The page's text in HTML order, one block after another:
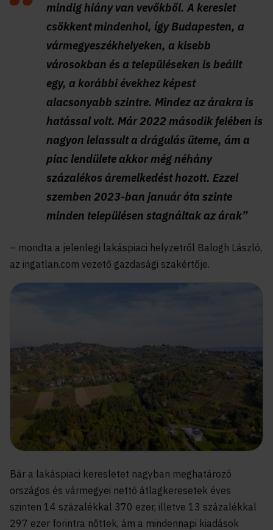
mindig hiány van vevőkből. A kereslet
csökkent mindenhol, így Budapesten, a
vármegyeszékhelyeken, a kisebb
városokban és a településeken is beállt
egy, a korábbi évekhez képest
alacsonyabb szintre. Mindez az árakra is
hatással volt. Már 2022 második felében is
nagyon lelassult a drágulás üteme, ám a
piac lendülete akkor még néhány
százalékos áremelkedést hozott. Ezzel
szemben 2023-ban január óta szinte
minden településen stagnáltak az árak”
– mondta a jelenlegi lakáspiaci helyzetről Balogh László,
az ingatlan.com vezető gazdasági szakértője.
Bár a lakáspiaci keresletet nagyban meghatározó
országos és vármegyei nettó átlagkeresetek éves
szinten 14 százalékkal 370 ezer, illetve 13 százalékkal
297 ezer forintra nőttek, ám a mindennapi kiadások